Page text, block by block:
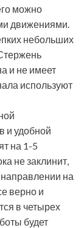
можно
движениями.
небольших
и не имеет
используют
и удобной
на 1-5
не заклинит,
на
верно и
в четырех
будет